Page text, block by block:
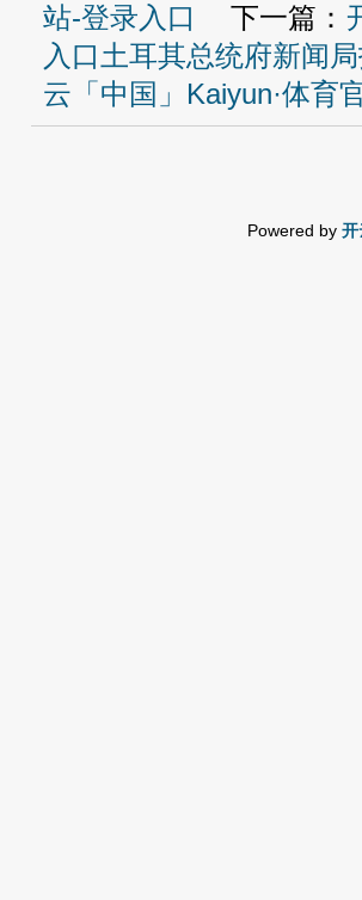
站-登录入口
下一篇：
入口土耳其总统府新闻
云「中国」Kaiyun·体育
Powered by 开